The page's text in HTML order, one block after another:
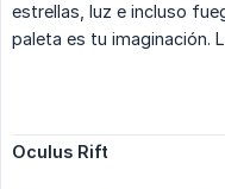
estrellas, luz e incluso
paleta es tu imaginación.
Oculus Rift